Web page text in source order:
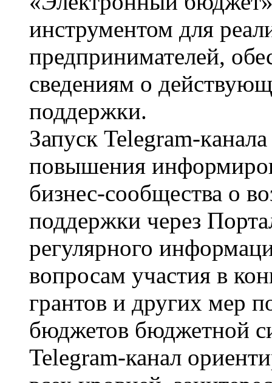
инструментом для
предпринимателей,
сведениям о
поддержки.
Запуск Telegram-
повышения
бизнес-сообщества о
поддержки через
регулярного
вопросам участия в
грантов и других мер
бюджетов бюджетной
Telegram-канал